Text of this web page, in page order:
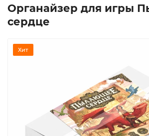
Органайзер для игры
сердце
Хит